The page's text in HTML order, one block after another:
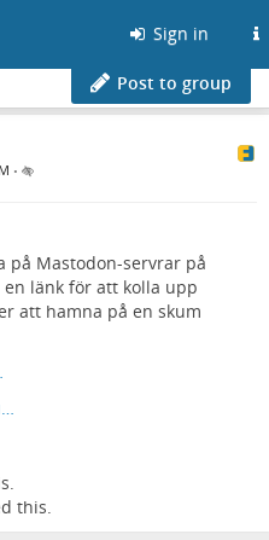
Sign in
Post to group
•
på Mastodon-servrar på
länk för att kolla upp
att hamna på en skum
this.